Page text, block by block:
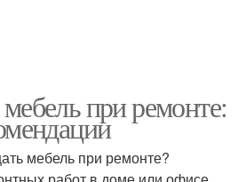
при ремонте:
мебель при ремонте?